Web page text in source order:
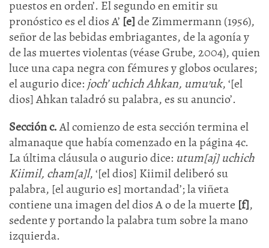
puestos en orden’. El segundo en emitir su
pronóstico es el dios A’ [e]de Zimmermann (1956),
señor de las bebidas embriagantes, de la agonía y
de las muertes violentas (véase Grube, 2004), quien
luce una capa negra con fémures y globos oculares;
el augurio dice: joch’ uchich Ahkan, umu’uk, ‘[el
dios] Ahkan taladró su palabra, es su anuncio’.
Sección c.Al comienzo de esta sección termina el
almanaque que había comenzado en la página 4c.
La última cláusula o augurio dice: utum[aj] uchich
Kiimil, cham[a]l, ‘[el dios] Kiimil deliberó su
palabra, [el augurio es] mortandad’; la viñeta
contiene una imagen del dios A o de la muerte [f],
sedente y portando la palabra tum sobre la mano
izquierda.